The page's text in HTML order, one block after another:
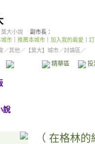
莫大小說
副市長：
城市
推薦本城市 加入我的最愛
／其他 ／ 【莫大】城市／討論區／
精華區 投
說
（ 在格林